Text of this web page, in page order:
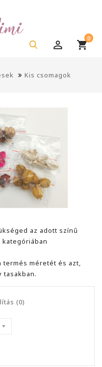
0
Kis csomagok
az adott színű
termés méretét és azt,
tasakban.
(0)